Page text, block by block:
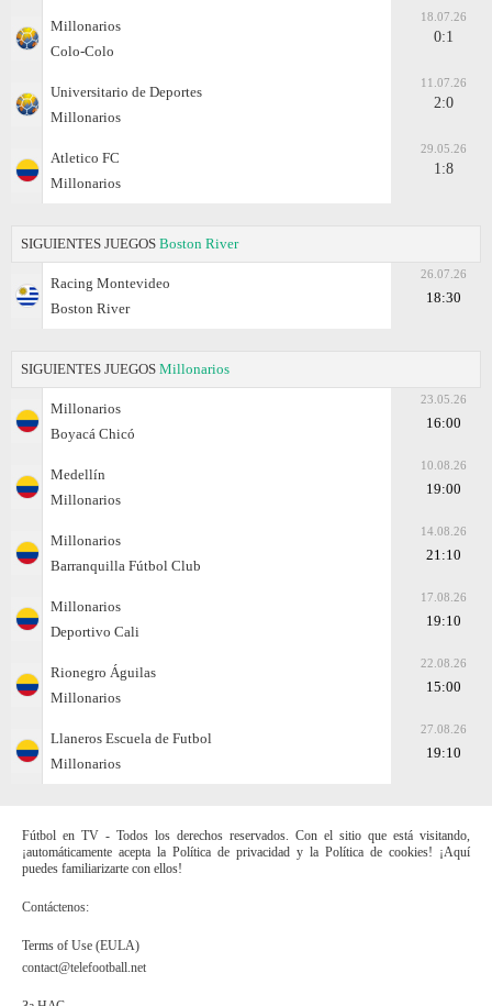
Millonarios
Colo-Colo
18.07.26
0:1
Universitario de Deportes
Millonarios
11.07.26
2:0
Atletico FC
Millonarios
29.05.26
1:8
SIGUIENTES JUEGOS Boston River
Racing Montevideo
Boston River
26.07.26
18:30
SIGUIENTES JUEGOS Millonarios
Millonarios
Boyacá Chicó
23.05.26
16:00
Medellín
Millonarios
10.08.26
19:00
Millonarios
Barranquilla Fútbol Club
14.08.26
21:10
Millonarios
Deportivo Cali
17.08.26
19:10
Rionegro Águilas
Millonarios
22.08.26
15:00
Llaneros Escuela de Futbol
Millonarios
27.08.26
19:10
Fútbol en TV - Todos los derechos reservados. Con el sitio que está visitando,
¡automáticamente acepta la Política de privacidad y la Política de cookies! ¡Aquí
puedes familiarizarte con ellos!
Contáctenos:
Terms of Use (EULA)
contact@telefootball.net